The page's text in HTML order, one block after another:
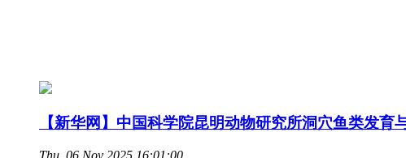
【新华网】中国科学院昆明动物研究所洞穴鱼类发